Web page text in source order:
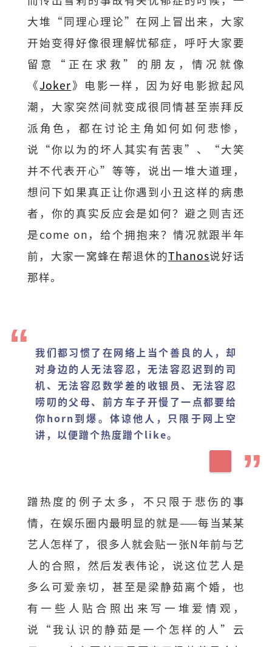
大堆“同理心理论”在网上冒出来，大家
开始变得好像很理解忧郁症，呼吁大家要
留意“正在求救”的朋友，情况就像
《Joker》电影一样，因为好电影掀起风
潮，大家突然间就变成很同情甚至崇拜反
派角色，都在讨论主角如何如何悲惨，
说“你以为的坏人其实有苦衷”、“大笑
并不代表开心”等等，说出一堆大道理，
想问下如果真正让你遇到小丑这样的病患
者，你的真实反应会是如何？避之则吉还
是come on，给个拥抱来？情况就跟半年
前，大家一窝蜂在帮退休的Thanos说好话
那样。
我们都习惯了在网络上当个善良的人，却
对身边的人无法容忍，无法容忍迟到的司
机、无法容忍数学差的收银员、无法容忍
唠叨的父母、前方车子开慢了一点都要给
你horn到爆。体谅他人，只限于网上空
讲，以便蹭个热度蹭个like。
蹭热度的例子太多，不只限于悲伤的事
情，在娱乐圈内最明显的就是——每当某某
艺人怎样了，很多人就会贴一张N年前与艺
人的合照，然后发表伟论，说这位艺人是
多么可爱亲切，甚至是梁静茹离个婚，也
有一些人贴合照出来写一堆爱情观，
说“我认识的静茹是一个怎样的人”云